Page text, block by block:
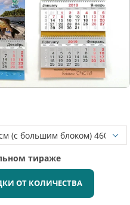
тираже
ОТ КОЛИЧЕСТВА